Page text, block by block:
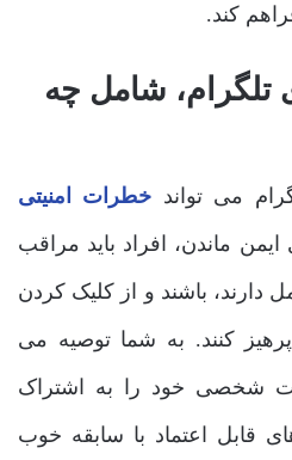
کند.
شامل چه
می تواند خطرات امنیتی
ماندن، افراد باید مراقب
دارند، باشند و از کلیک کردن
کنند. به شما توصیه می
شخصی خود را به اشتراک
قابل اعتماد با سابقه خوب